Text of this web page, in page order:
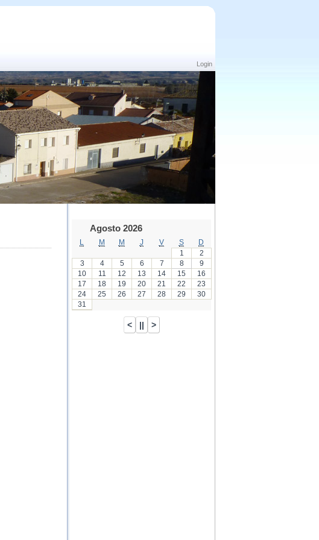
Login
Agosto 2026
M M J V S
D
1
2
3
4 5 6 7 8
9
10
11 12 13 14 15
16
17
18 19 20 21 22
23
24
25 26 27 28 29
30
31